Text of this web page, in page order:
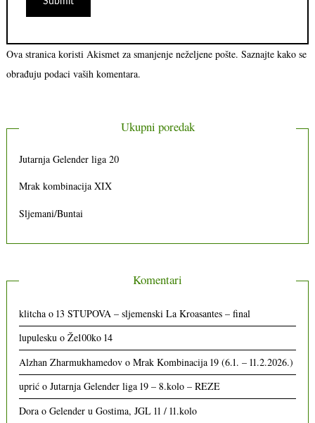
Ova stranica koristi Akismet za smanjenje neželjene pošte. Saznajte kako se
obrađuju podaci vaših komentara.
Ukupni poredak
Jutarnja Gelender liga 20
Mrak kombinacija XIX
Sljemani/Buntai
Komentari
klitcha o13 STUPOVA – sljemenski La Kroasantes – final
lupulesku oŽe100ko 14
Alzhan Zharmukhamedov oMrak Kombinacija 19 (6.1. – 11.2.2026.)
uprić oJutarnja Gelender liga 19 – 8.kolo – REZE
Dora oGelender u Gostima, JGL 11 / 11.kolo